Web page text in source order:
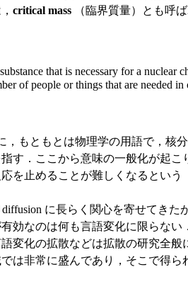
critical mass （臨界質量）とも呼
that is necessary for a nuclear
of people or things that are needed
もともとは物理学の用語で，核
す．ここから意味の一般化が起
を止めることが難しくなるとい
に長らく関心を寄せてきた
効なのは何も言語変化に限らな
変化の拡散などは拡散の研究全
は非常に盛んであり，そこで得